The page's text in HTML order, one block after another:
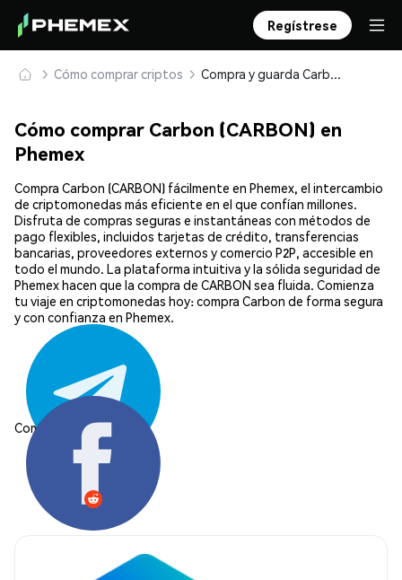
Regístrese
Cómo comprar criptos Compra y guarda Carbon (CARBON) de forma segura
Cómo comprar Carbon (CARBON) en
Phemex
Compra Carbon (CARBON) fácilmente en Phemex, el intercambio
de criptomonedas más eficiente en el que confían millones.
Disfruta de compras seguras e instantáneas con métodos de
pago flexibles, incluidos tarjetas de crédito, transferencias
bancarias, proveedores externos y comercio P2P, accesible en
todo el mundo. La plataforma intuitiva y la sólida seguridad de
Phemex hacen que la compra de CARBON sea fluida. Comienza
tu viaje en criptomonedas hoy: compra Carbon de forma segura
y con confianza en Phemex.
Compartir: